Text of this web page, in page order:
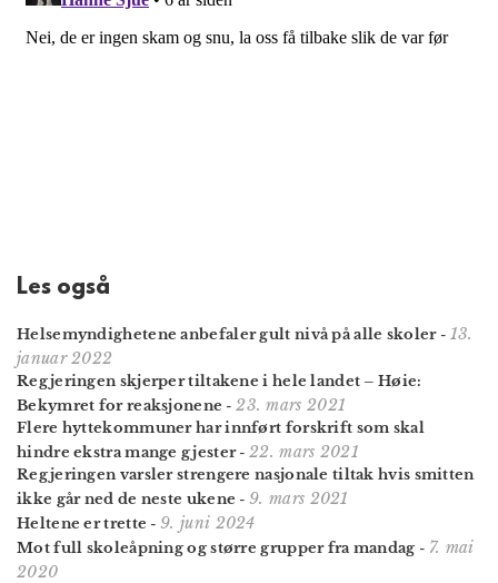
Les også
Helsemyndighetene anbefaler gult nivå på alle skoler- 13.
januar 2022
Regjeringen skjerper tiltakene i hele landet – Høie:
Bekymret for reaksjonene -23. mars 2021
Flere hyttekommuner har innført forskrift som skal
hindre ekstra mange gjester-22. mars 2021
Regjeringen varsler strengere nasjonale tiltak hvis smitten
ikke går ned de neste ukene -9. mars 2021
Heltene er trette -9. juni 2024
Mot full skoleåpning og større grupper fra mandag - 7. mai
2020